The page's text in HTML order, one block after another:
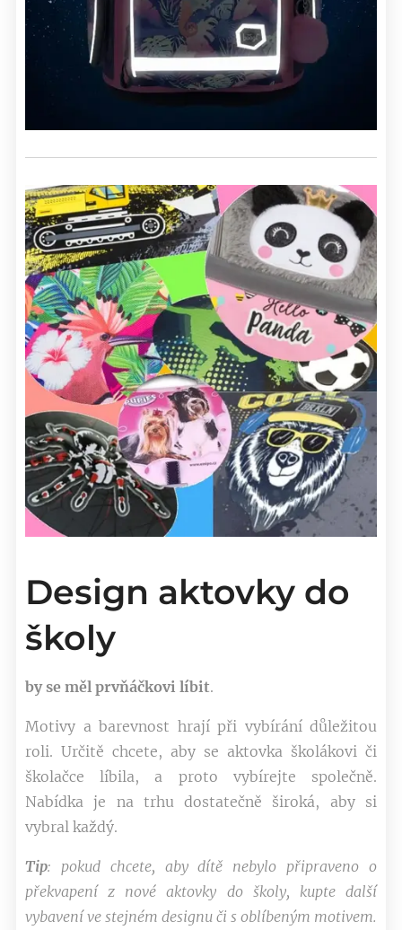
Design aktovky do
školy
by se měl prvňáčkovi líbit.
Motivy a barevnost hrají při vybírání důležitou
roli. Určitě chcete, aby se aktovka školákovi či
školačce líbila, a proto vybírejte společně.
Nabídka je na trhu dostatečně široká, aby si
vybral každý.
Tip: pokud chcete, aby dítě nebylo připraveno o
překvapení z nové aktovky do školy, kupte další
vybavení ve stejném designu či s oblíbeným motivem.